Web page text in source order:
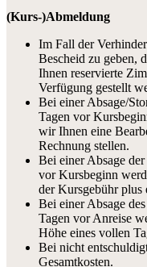
(Kurs-)Abmeldung
Im Fall der
Bescheid zu geben,
Ihnen reservierte
Verfügung gestellt
Bei einer Absage/
Tagen vor
wir Ihnen eine
Rechnung stellen.
Bei einer Absage
vor Kursbeginn
der Kursgebühr plus
Bei einer Absage
Tagen vor Anreise
Höhe eines vollen
Bei nicht
Gesamtkosten.